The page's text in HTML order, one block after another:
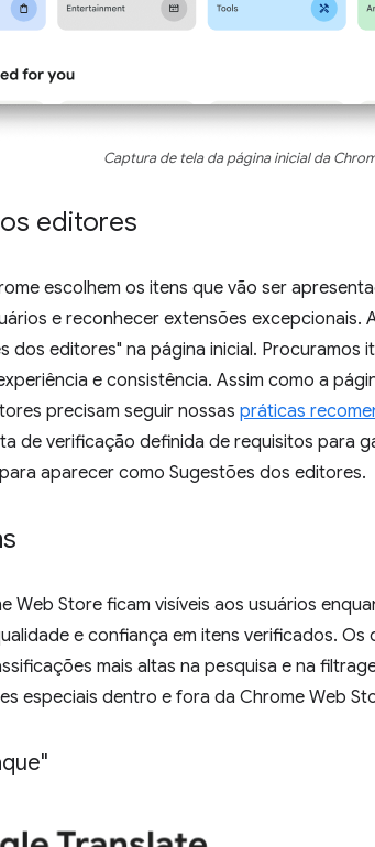
Captura de tela da página inicial da
editores
escolhem os itens que vão ser
e reconhecer extensões excepcionais.
dos editores" na página inicial. Procuramos
e consistência. Assim como a
precisam seguir nossas práticas
de verificação definida de requisitos para
aparecer como Sugestões dos editores.
Web Store ficam visíveis aos usuários
e confiança em itens verificados.
mais altas na pesquisa e na
especiais dentro e fora da Chrome Web